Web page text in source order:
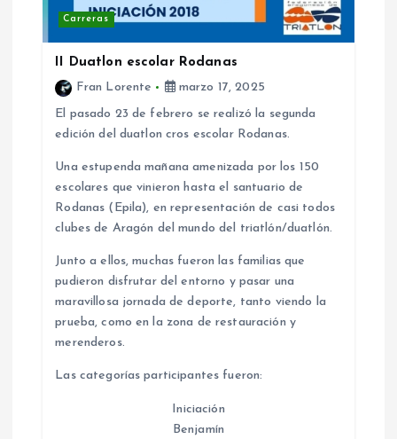
Carreras
II Duatlon escolar Rodanas
Fran Lorente
marzo 17, 2025
El pasado 23 de febrero se realizó la segunda
edición del duatlon cros escolar Rodanas.
Una estupenda mañana amenizada por los 150
escolares que vinieron hasta el santuario de
Rodanas (Epila), en representación de casi todos
clubes de Aragón del mundo del triatlón/duatlón.
Junto a ellos, muchas fueron las familias que
pudieron disfrutar del entorno y pasar una
maravillosa jornada de deporte, tanto viendo la
prueba, como en la zona de restauración y
merenderos.
Las categorías participantes fueron:
Iniciación
Benjamín